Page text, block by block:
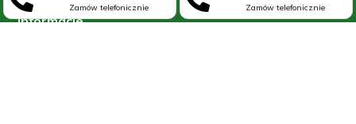
Informacje
Zamów telefonicznie Zamów telefonicznie